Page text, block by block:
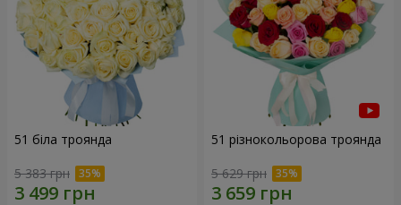
51 біла троянда
5 383 грн
51 різнокольорова троянда
5 629 грн